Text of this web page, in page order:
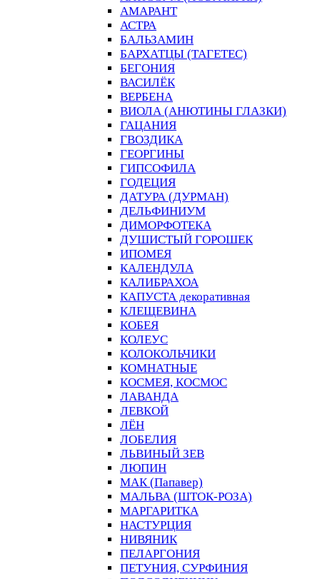
АМАРАНТ
АСТРА
БАЛЬЗАМИН
БАРХАТЦЫ (ТАГЕТЕС)
БЕГОНИЯ
ВАСИЛЁК
ВЕРБЕНА
ВИОЛА (АНЮТИНЫ ГЛАЗКИ)
ГАЦАНИЯ
ГВОЗДИКА
ГЕОРГИНЫ
ГИПСОФИЛА
ГОДЕЦИЯ
ДАТУРА (ДУРМАН)
ДЕЛЬФИНИУМ
ДИМОРФОТЕКА
ДУШИСТЫЙ ГОРОШЕК
ИПОМЕЯ
КАЛЕНДУЛА
КАЛИБРАХОА
КАПУСТА декоративная
КЛЕЩЕВИНА
КОБЕЯ
КОЛЕУС
КОЛОКОЛЬЧИКИ
КОМНАТНЫЕ
КОСМЕЯ, КОСМОС
ЛАВАНДА
ЛЕВКОЙ
ЛЁН
ЛОБЕЛИЯ
ЛЬВИНЫЙ ЗЕВ
ЛЮПИН
МАК (Папавер)
МАЛЬВА (ШТОК-РОЗА)
МАРГАРИТКА
НАСТУРЦИЯ
НИВЯНИК
ПЕЛАРГОНИЯ
ПЕТУНИЯ, СУРФИНИЯ